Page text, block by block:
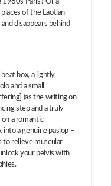
of the Laotian
disappears behind
beat box, a lightly
and a small
(as the writing on
step and a truly
a romantic
a genuine paslop –
to relieve muscular
your pelvis with